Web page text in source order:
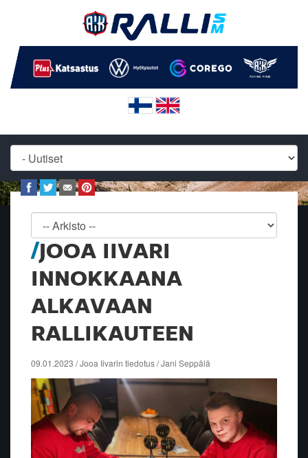
JOOA IIVARI
INNOKKAANA
ALKAVAAN
RALLIKAUTEEN
09.01.2023 / Jooa Iivarin tiedotus / Jani Seppälä